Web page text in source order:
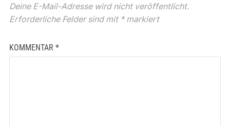
Deine E-Mail-Adresse wird nicht veröffentlicht.
Erforderliche Felder sind mit *markiert
KOMMENTAR *